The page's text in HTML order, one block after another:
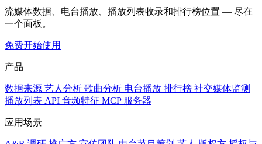
流媒体数据、电台播放、播放列表收录和排行榜位置 — 尽在
一个面板。
免费开始使用
产品
数据来源 艺人分析 歌曲分析 电台播放 排行榜 社交媒体监测
播放列表 API 音频特征 MCP 服务器
应用场景